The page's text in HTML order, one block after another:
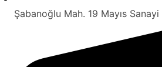
Şabanoğlu Mah. 19 Mayıs